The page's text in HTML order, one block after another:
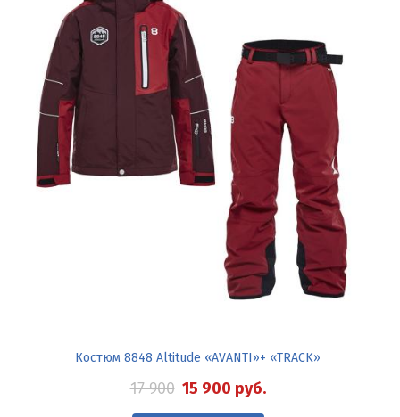
Костюм 8848 Altitude «AVANTI»+ «TRACK»
17 900 15 900 руб.